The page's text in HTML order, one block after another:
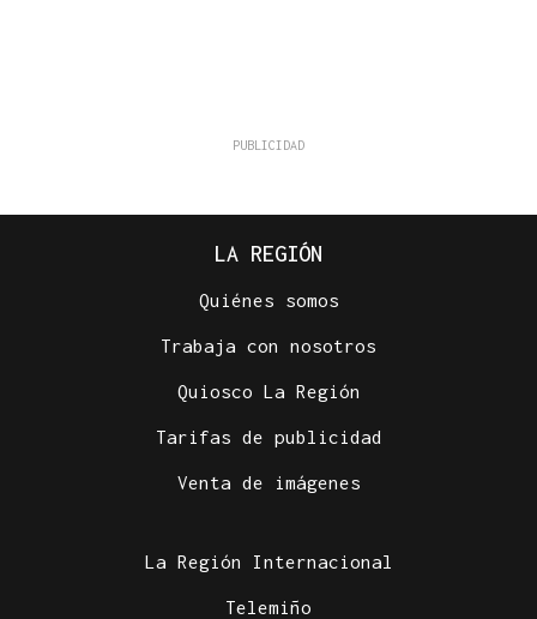
LA REGIÓN
Quiénes somos
Trabaja con nosotros
Quiosco La Región
Tarifas de publicidad
Venta de imágenes
La Región Internacional
Telemiño